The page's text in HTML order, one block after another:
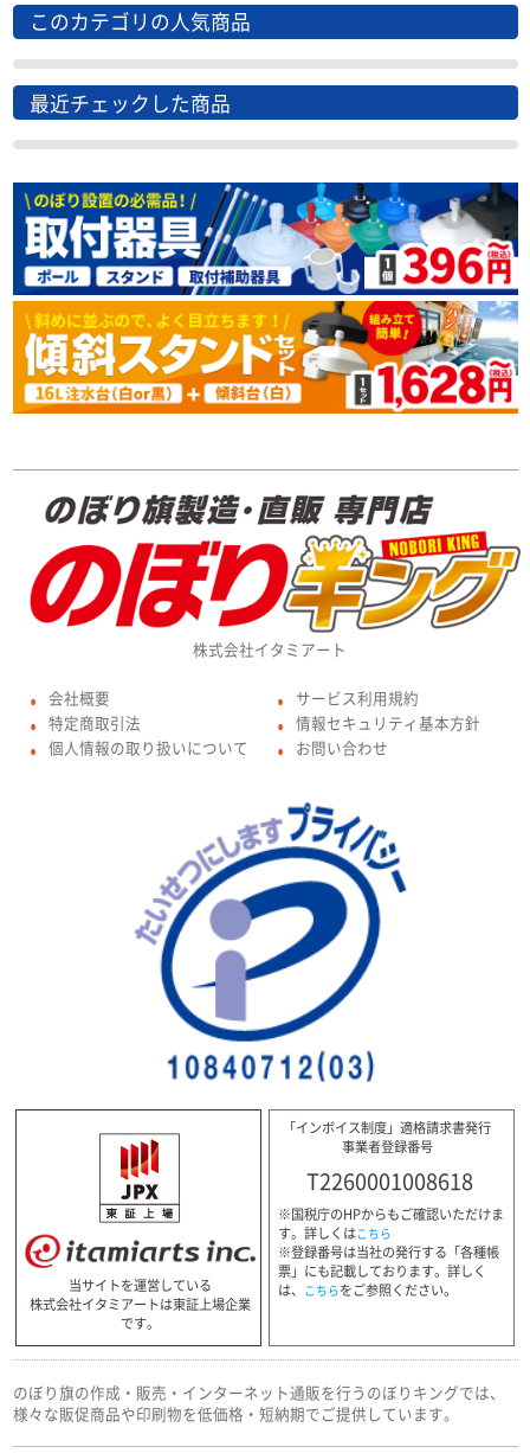
このカテゴリの人気商品
最近チェックした商品
株式会社イタミアート
● 会社概要
● 特定商取引法
● 個人情報の取り扱いについて
● サービス利用規約
● 情報セキュリティ基本方針
● お問い合わせ
当サイトを運営している
株式会社イタミアートは東証上場企業
です。
「インボイス制度」適格請求書発行
事業者登録番号
T2260001008618
※国税庁のHPからもご確認いただけま
す。詳しくはこちら
※登録番号は当社の発行する「各種帳
票」にも記載しております。詳しく
は、 こちらをご参照ください。
のぼり旗の作成・販売・インターネット通販を行うのぼりキングでは、
様々な販促商品や印刷物を低価格・短納期でご提供しています。